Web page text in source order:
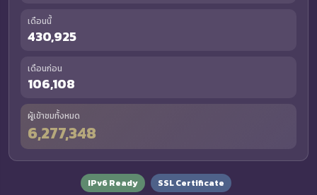
เดือนนี้
430,925
เดือนก่อน
106,108
ผู้เข้าชมทั้งหมด
6,277,348
IPv6 Ready SSL Certificate